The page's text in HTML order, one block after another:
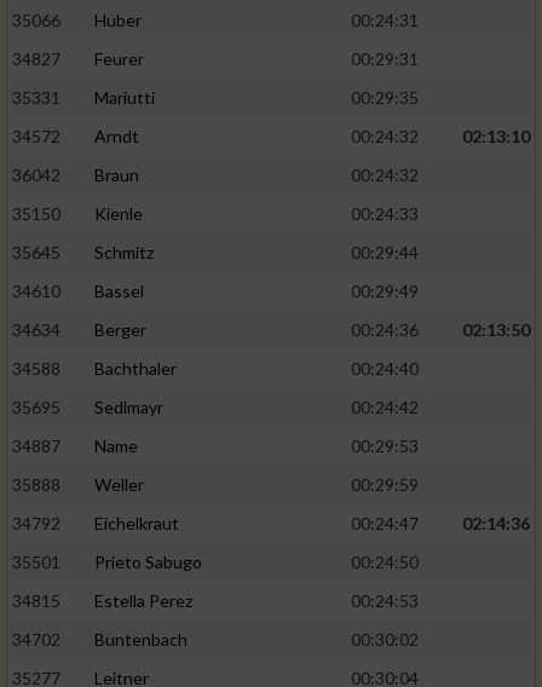
35066
Huber
00:24:31
34827
Feurer
00:29:31
35331
Mariutti
00:29:35
34572
Arndt 00:24:32
02:13:10
36042
Braun
00:24:32
35150
Kienle
00:24:33
35645
Schmitz
00:29:44
34610
Bassel
00:29:49
34634
Berger 00:24:36
02:13:50
34588
Bachthaler
00:24:40
35695
Sedlmayr
00:24:42
34887
Name
00:29:53
35888
Weller
00:29:59
34792
Eichelkraut 00:24:47
02:14:36
35501
Prieto Sabugo
00:24:50
34815
Estella Perez
00:24:53
34702
Buntenbach
00:30:02
35277
Leitner
00:30:04